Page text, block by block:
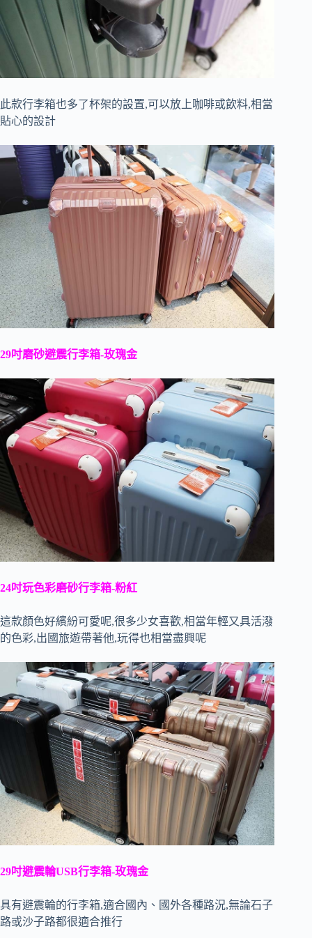
此款行李箱也多了杯架的設置,可以放上咖啡或飲料,相當
貼心的設計
29吋磨砂避震行李箱-玫瑰金
24吋玩色彩磨砂行李箱-粉紅
這款顏色好繽紛可愛呢,很多少女喜歡,相當年輕又具活潑
的色彩,出國旅遊帶著他,玩得也相當盡興呢
29吋避震輪USB行李箱-玫瑰金
具有避震輪的行李箱,適合國內、國外各種路況,無論石子
路或沙子路都很適合推行